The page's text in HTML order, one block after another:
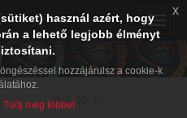
Toggle
2011. 05. 14.
használ azért, hogy
a lehető legjobb élményt
hozzájárulsz a cookie-k
Tudj meg többet
x